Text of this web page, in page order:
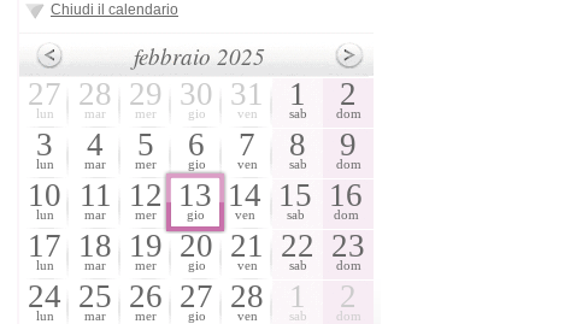
Chiudi il calendario
febbraio 2025
27
lun
28
mar
29
mer
30
gio
31
ven
1
sab
2
dom
3
lun
4
mar
5
mer
6
gio
7
ven
8
sab
9
dom
10
lun
11
mar
12
mer
13
gio
14
ven
15
sab
16
dom
17
lun
18
mar
19
mer
20
gio
21
ven
22
sab
23
dom
24
lun
25
mar
26
mer
27
gio
28
ven
1
sab
2
dom